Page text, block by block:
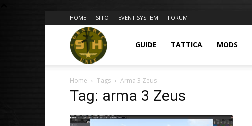
HOME SITO EVENT SYSTEM FORUM
BLOG
9GU
GUIDE TATTICA MODS
Home Tags Arma 3 Zeus
Tag: arma 3 Zeus